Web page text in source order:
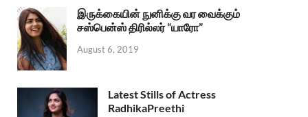
இருக்கையின் நுனிக்கு வர வைக்கும்
சஸ்பென்ஸ் திரில்லர் “யாரோ”
August 6, 2019
Latest Stills of Actress
RadhikaPreethi